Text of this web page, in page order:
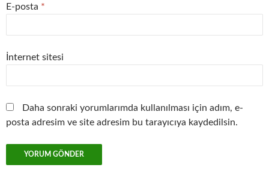
E-posta *
İnternet sitesi
Daha sonraki yorumlarımda kullanılması için adım, e-
posta adresim ve site adresim bu tarayıcıya kaydedilsin.